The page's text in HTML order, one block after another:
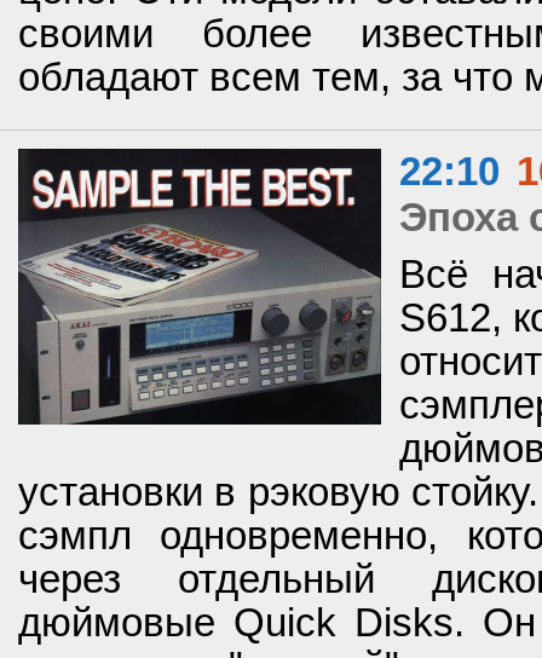
своими более
обладают всем тем, за
22:10
Эпоха
Всё
S612,
установки в рэковую
сэмпл одновременно,
через отдельный
дюймовые Quick Disks.